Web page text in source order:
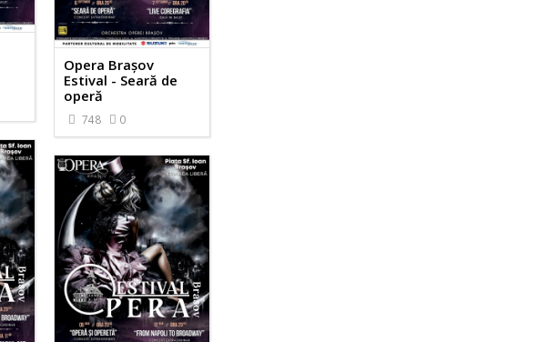
Opera Brașov
Estival - Seară de
operă
748 0